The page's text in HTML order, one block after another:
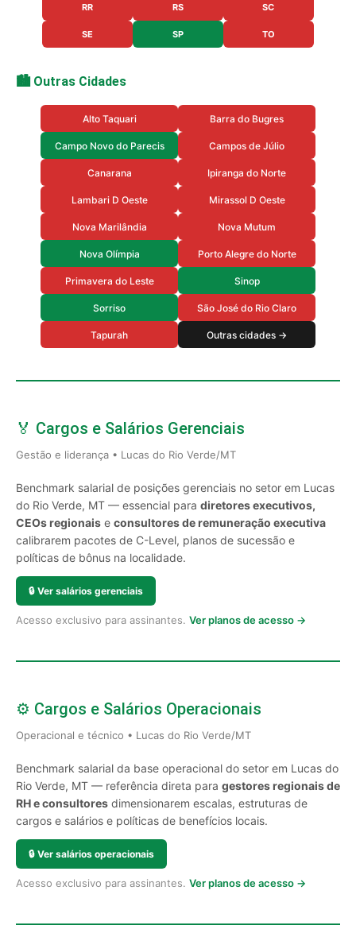
RR RS SC
SE SP TO
🏙️ Outras Cidades
Alto Taquari Barra do Bugres
Campo Novo do Parecis Campos de Júlio
Canarana Ipiranga do Norte
Lambari D Oeste Mirassol D Oeste
Nova Marilândia Nova Mutum
Nova Olímpia Porto Alegre do Norte
Primavera do Leste Sinop
Sorriso São José do Rio Claro
Tapurah Outras cidades →
🏅 Cargos e Salários Gerenciais
Gestão e liderança • Lucas do Rio Verde/MT
Benchmark salarial de posições gerenciais no setor em Lucas
do Rio Verde, MT — essencial para diretores executivos,
CEOs regionais e consultores de remuneração executiva
calibrarem pacotes de C-Level, planos de sucessão e
políticas de bônus na localidade.
🔒 Ver salários gerenciais
Acesso exclusivo para assinantes. Ver planos de acesso →
⚙️ Cargos e Salários Operacionais
Operacional e técnico • Lucas do Rio Verde/MT
Benchmark salarial da base operacional do setor em Lucas do
Rio Verde, MT — referência direta para gestores regionais de
RH e consultores dimensionarem escalas, estruturas de
cargos e salários e políticas de benefícios locais.
🔒 Ver salários operacionais
Acesso exclusivo para assinantes. Ver planos de acesso →